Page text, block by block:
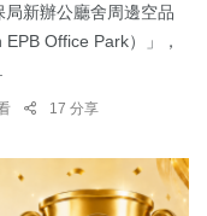
新辦公廳舍周邊空品
Office Park）」，
17 分享